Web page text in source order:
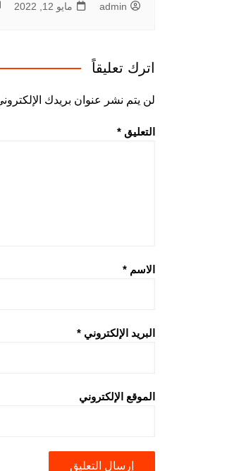
admin مايو 12, 2022
اترك تعليقاً
لن يتم نشر عنوان بريدك
التعليق *
الاسم *
البريد الإلكتروني *
الموقع الإلكتروني